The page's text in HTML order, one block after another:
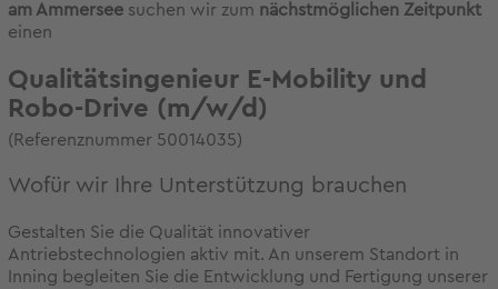
am Ammersee suchen wir zum nächstmöglichen Zeitpunkt
einen
Qualitätsingenieur E-Mobility und
Robo-Drive (m/w/d)
(Referenznummer 50014035)
Wofür wir Ihre Unterstützung brauchen
Gestalten Sie die Qualität innovativer
Antriebstechnologien aktiv mit. An unserem Standort in
Inning begleiten Sie die Entwicklung und Fertigung unserer